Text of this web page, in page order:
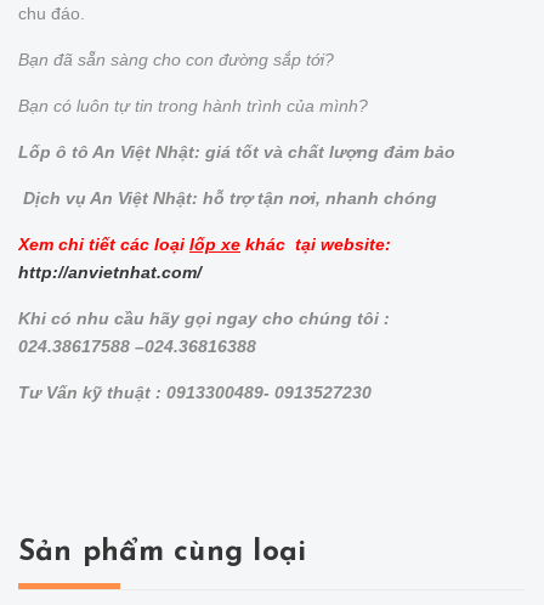
chu đáo.
Bạn đã sẵn sàng cho con đường sắp tới?
Bạn có luôn tự tin trong hành trình của mình?
Lốp ô tô An Việt Nhật: giá tốt và chất lượng đảm bảo
Dịch vụ An Việt Nhật: hỗ trợ tận nơi, nhanh chóng
Xem chi tiết các loại lốp xe khác tại website:
http://anvietnhat.com/
Khi có nhu cầu hãy gọi ngay cho chúng tôi :
024.38617588 –024.36816388
Tư Vấn kỹ thuật : 0913300489- 0913527230
Sản phẩm cùng loại